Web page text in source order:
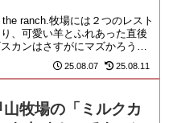
the ranch.牧場には２つのレスト
、可愛い羊とふれあった直後
カンはさすがにマズかろう
ではなくチーズの方にしたんだ
25.08.07 25.08.11
山牧場の「ミルクカ